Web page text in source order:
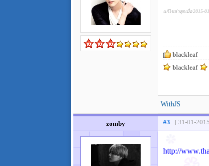
แก้ไขล่าสุดเมื่อ 2015-
blackleaf
blackleaf
WithJS
zomby #3 [ 31-01-
http://